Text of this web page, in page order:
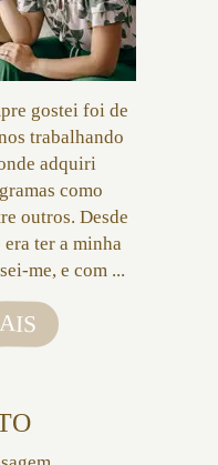
gostei foi de
trabalhando
adquiri
como
outros. Desde
ter a minha
me, e com ...